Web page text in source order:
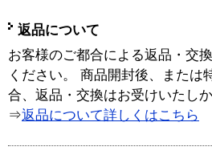
返品について
お客様のご都合による返品・交
ください。 商品開封後、または
合、返品・交換はお受けいたし
⇒返品について詳しくはこちら